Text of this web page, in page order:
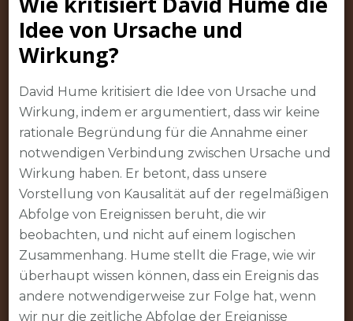
Idee von Ursache und
Wirkung?
David Hume kritisiert die Idee von Ursache und
Wirkung, indem er argumentiert, dass wir keine
rationale Begründung für die Annahme einer
notwendigen Verbindung zwischen Ursache und
Wirkung haben. Er betont, dass unsere
Vorstellung von Kausalität auf der regelmäßigen
Abfolge von Ereignissen beruht, die wir
beobachten, und nicht auf einem logischen
Zusammenhang. Hume stellt die Frage, wie wir
überhaupt wissen können, dass ein Ereignis das
andere notwendigerweise zur Folge hat, wenn
wir nur die zeitliche Abfolge der Ereignisse